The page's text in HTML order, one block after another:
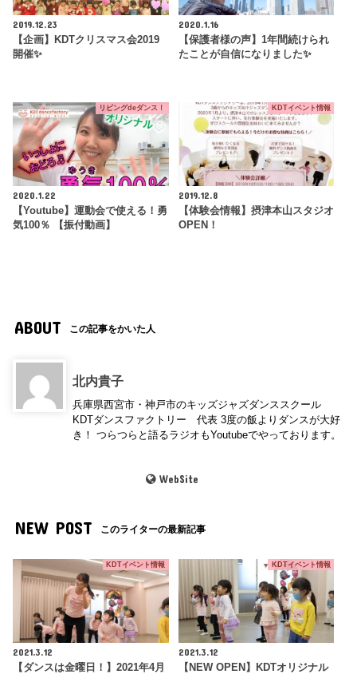
2019.12.23
【企画】KDTクリスマス会2019
開催✨
2020.1.16
【保護者様の声】1年間続けられ
たことが自信になりました✨
リビングdeダンス！
2020.1.22
【Youtube】運動会で使える！勇
気100％ 【振付動画】
KDTイベント情報
2019.12.8
【体験会情報】摂津本山スタジオ
OPEN！
ABOUT この記事をかいた人
北内貴子
兵庫県西宮市・神戸市のキッズジャズダンススクール
KDTダンスファクトリー 代表 3度の飯よりダンスが大好
き！ つらつらと語るラジオもYoutubeでやっております。
WebSite
NEW POST このライターの最新記事
KDTイベント情報
2021.3.12
【ダンスは金曜日！】2021年4月
KDTイベント情報
2021.3.12
【NEW OPEN】KDTオリジナル